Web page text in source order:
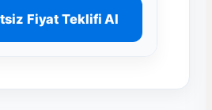
Fiyat Teklifi Al